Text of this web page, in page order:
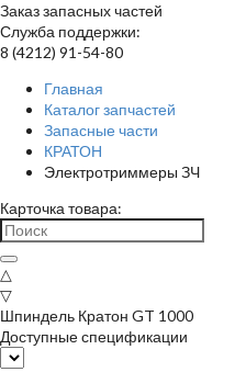
Заказ запасных частей
Служба поддержки:
8 (4212) 91-54-80
Главная
Каталог запчастей
Запасные части
КРАТОН
Электротриммеры ЗЧ
Карточка товара:
△
▽
Шпиндель Кратон GT 1000
Доступные спецификации